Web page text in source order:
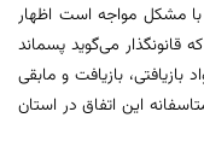
مشکل مواجه است اظهار
می‌گوید پسماند
بازیافت و مابقی
این اتفاق در استان